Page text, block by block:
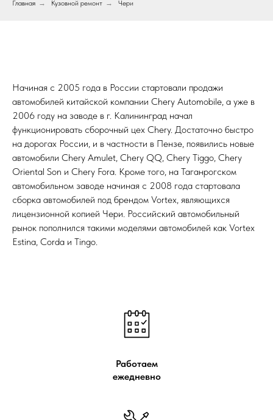
Главная → Кузовной ремонт → Чери
Начиная с 2005 года в России стартовали продажи
автомобилей китайской компании Chery Automobile, а уже в
2006 году на заводе в г. Калининград начал
функционировать сборочный цех Chery. Достаточно быстро
на дорогах России, и в частности в Пензе, появились новые
автомобили Chery Amulet, Chery QQ, Chery Tiggo, Chery
Oriental Son и Chery Fora. Кроме того, на Таганрогском
автомобильном заводе начиная с 2008 года стартовала
сборка автомобилей под брендом Vortex, являющихся
лицензионной копией Чери. Российский автомобильный
рынок пополнился такими моделями автомобилей как Vortex
Estina, Corda и Tingo.
Работаем
ежедневно